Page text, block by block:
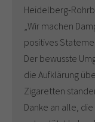
Heidelberg-
„Wir machen
positives
Der bewusste
die Aufklärung
Zigaretten
Danke an alle,